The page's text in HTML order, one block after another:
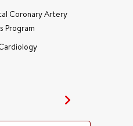
Coronary Artery
Program